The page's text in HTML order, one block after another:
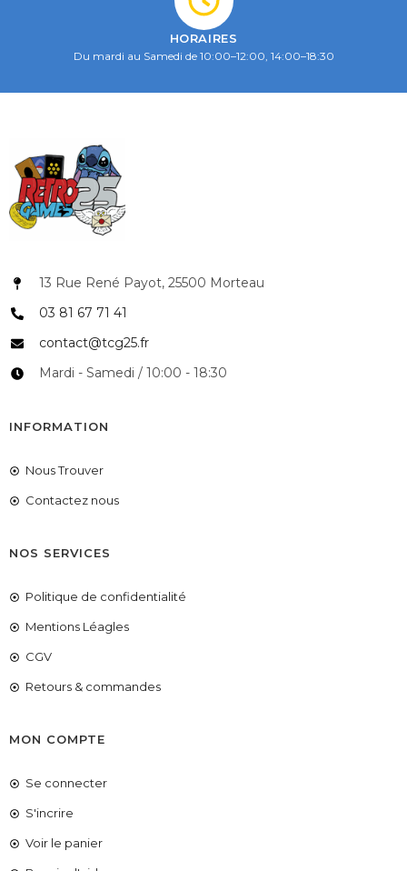
HORAIRES
Du mardi au Samedi de 10:00–12:00, 14:00–18:30
13 Rue René Payot, 25500 Morteau
03 81 67 71 41
contact@tcg25.fr
Mardi - Samedi / 10:00 - 18:30
INFORMATION
Nous Trouver
Contactez nous
NOS SERVICES
Politique de confidentialité
Mentions Léagles
CGV
Retours & commandes
MON COMPTE
Se connecter
S'incrire
Voir le panier